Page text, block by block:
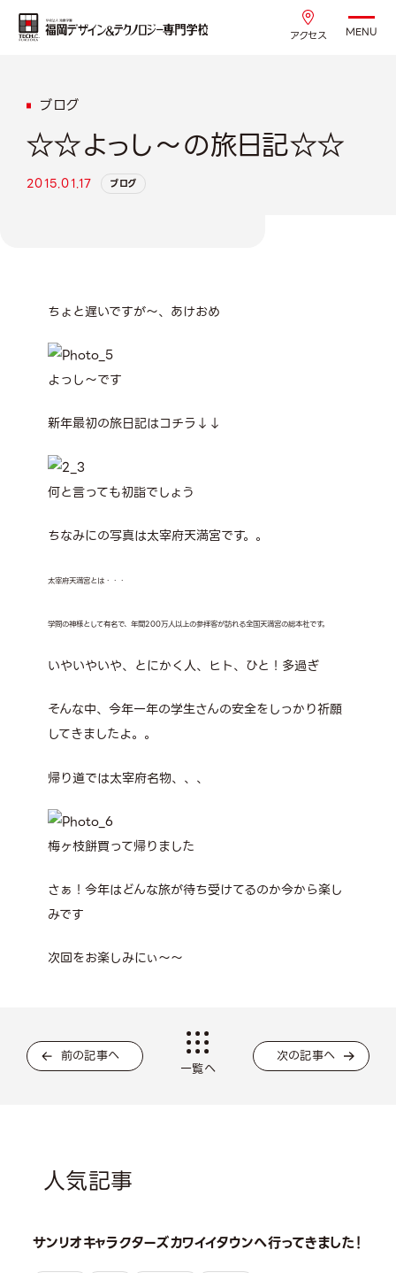
アクセス MENU
ブログ
☆☆よっし～の旅日記☆☆
2015.01.17 ブログ
ちょと遅いですが～、あけおめ
よっし～です
新年最初の旅日記はコチラ↓↓
何と言っても初詣でしょう
ちなみにの写真は太宰府天満宮です。。
太宰府天満宮とは・・・
学問の神様として有名で、年間200万人以上の参拝客が訪れる全国天満宮の総本社です。
いやいやいや、とにかく人、ヒト、ひと！多過ぎ
そんな中、今年一年の学生さんの安全をしっかり祈願
してきましたよ。。
帰り道では太宰府名物、、、
梅ヶ枝餅買って帰りました
さぁ！今年はどんな旅が待ち受けてるのか今から楽し
みです
次回をお楽しみにぃ～～
前の記事へ
一覧へ
次の記事へ
人気記事
サンリオキャラクターズカワイイタウンへ行ってきました！